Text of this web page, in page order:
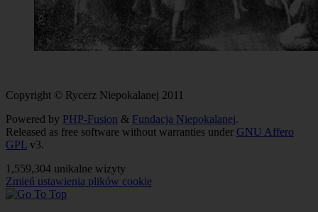
Copyright © Rycerz Niepokalanej 2011
Powered by PHP-Fusion & Fundacja Niepokalanej.
Released as free software without warranties under GNU Affero
GPL v3.
1,559,304 unikalne wizyty
Zmień ustawienia plików cookie